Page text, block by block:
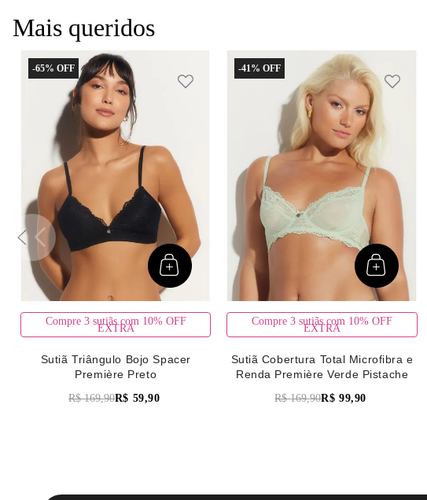
Mais queridos
-65%
Compre 3 sutiãs com 10% OFF
EXTRA
Sutiã Triângulo Bojo Spacer
Première Preto
R$ 169,90R$ 59,90
-41%
Compre 3 sutiãs com 10% OFF
EXTRA
Sutiã Cobertura Total Microfibra e
Renda Première Verde Pistache
R$ 169,90R$ 99,90